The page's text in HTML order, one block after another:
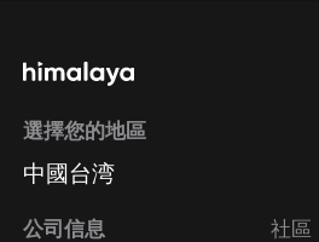
選擇您的地區
中國台湾
公司信息 社區